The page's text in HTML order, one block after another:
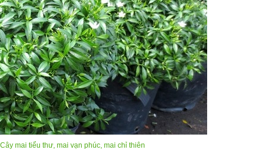
Cây mai tiểu thư, mai vạn phúc, mai chỉ thiên